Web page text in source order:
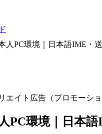
人PC環境｜日本語IME・
エイト広告（プロモーシ
PC環境｜日本